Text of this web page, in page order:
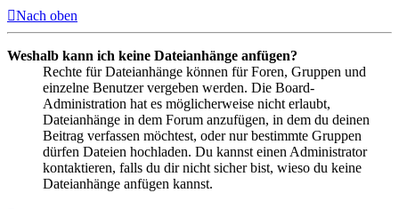
Nach oben
Weshalb kann ich keine Dateianhänge anfügen?
Rechte für Dateianhänge können für Foren, Gruppen und
einzelne Benutzer vergeben werden. Die Board-
Administration hat es möglicherweise nicht erlaubt,
Dateianhänge in dem Forum anzufügen, in dem du deinen
Beitrag verfassen möchtest, oder nur bestimmte Gruppen
dürfen Dateien hochladen. Du kannst einen Administrator
kontaktieren, falls du dir nicht sicher bist, wieso du keine
Dateianhänge anfügen kannst.